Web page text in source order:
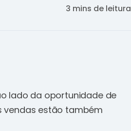
3 mins de leitura
lado da oportunidade de
vendas estão também